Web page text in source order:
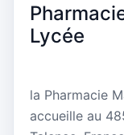
Lycée
la Pharmacie
accueille au